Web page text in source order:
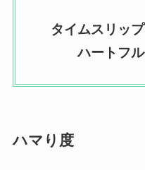
タイムスリッ
ハートフ
ハマり度